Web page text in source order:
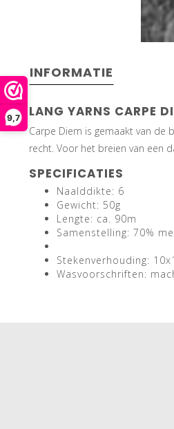
9,7
INFORMATIE
LANG YARNS CARPE
Carpe Diem is gemaakt van de
recht. Voor het breien van een
SPECIFICATIES
Naalddikte: 6
Gewicht: 50g
Lengte: ca. 90m
Samenstelling: 70%
Stekenverhouding:
Wasvoorschriften: